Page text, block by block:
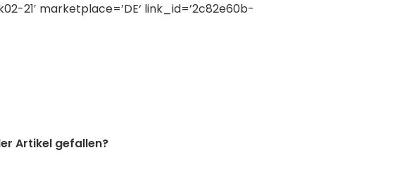
21′ marketplace=’DE‘ link_id=’2c82e60b-
Artikel gefallen?